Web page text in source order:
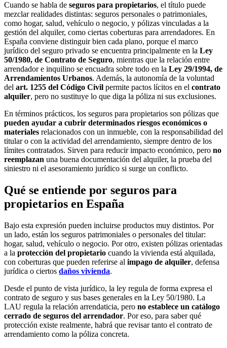
Cuando se habla de seguros para propietarios, el título puede
mezclar realidades distintas: seguros personales o patrimoniales,
como hogar, salud, vehículo o negocio, y pólizas vinculadas a la
gestión del alquiler, como ciertas coberturas para arrendadores. En
España conviene distinguir bien cada plano, porque el marco
jurídico del seguro privado se encuentra principalmente en la Ley
50/1980, de Contrato de Seguro, mientras que la relación entre
arrendador e inquilino se encuadra sobre todo en la Ley 29/1994, de
Arrendamientos Urbanos. Además, la autonomía de la voluntad
del art. 1255 del Código Civil permite pactos lícitos en el contrato
alquiler, pero no sustituye lo que diga la póliza ni sus exclusiones.
En términos prácticos, los seguros para propietarios son pólizas que
pueden ayudar a cubrir determinados riesgos económicos o
materiales relacionados con un inmueble, con la responsabilidad del
titular o con la actividad del arrendamiento, siempre dentro de los
límites contratados. Sirven para reducir impacto económico, pero no
reemplazan una buena documentación del alquiler, la prueba del
siniestro ni el asesoramiento jurídico si surge un conflicto.
Qué se entiende por seguros para
propietarios en España
Bajo esta expresión pueden incluirse productos muy distintos. Por
un lado, están los seguros patrimoniales o personales del titular:
hogar, salud, vehículo o negocio. Por otro, existen pólizas orientadas
a la protección del propietario cuando la vivienda está alquilada,
con coberturas que pueden referirse al impago de alquiler, defensa
jurídica o ciertos daños vivienda.
Desde el punto de vista jurídico, la ley regula de forma expresa el
contrato de seguro y sus bases generales en la Ley 50/1980. La
LAU regula la relación arrendaticia, pero no establece un catálogo
cerrado de seguros del arrendador. Por eso, para saber qué
protección existe realmente, habrá que revisar tanto el contrato de
arrendamiento como la póliza concreta.